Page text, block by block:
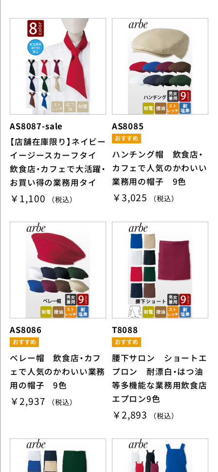
AS8087-sale
【店舗在庫限り】ネイビー
イージースカーフタイ
飲食店・カフェで大活躍・
お買い得の業務用タイ
￥1,100 （税込）
AS8085
ハンチング帽 飲食店・
カフェで人気のかわいい
業務用の帽子 9色
￥3,025 （税込）
AS8086
ベレー帽 飲食店・カフ
ェで人気のかわいい業務
用の帽子 9色
￥2,937 （税込）
T8088
腰下サロン ショートエ
プロン 耐漂白・はつ油
等多機能な業務用飲食店
エプロン9色
￥2,893 （税込）